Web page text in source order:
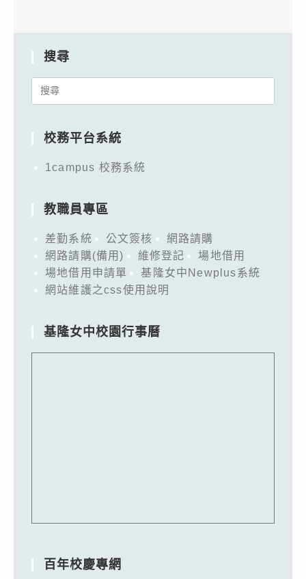
搜尋
Search
校務平台系統
1campus 校務系統
教職員專區
差勤系統 公文簽核
網路請購
網路請購(備用)
維修登記
場地借用
場地借用申請單
基隆女中Newplus系統
網站維護之css使用說明
基隆女中校園行事曆
百年校慶專網